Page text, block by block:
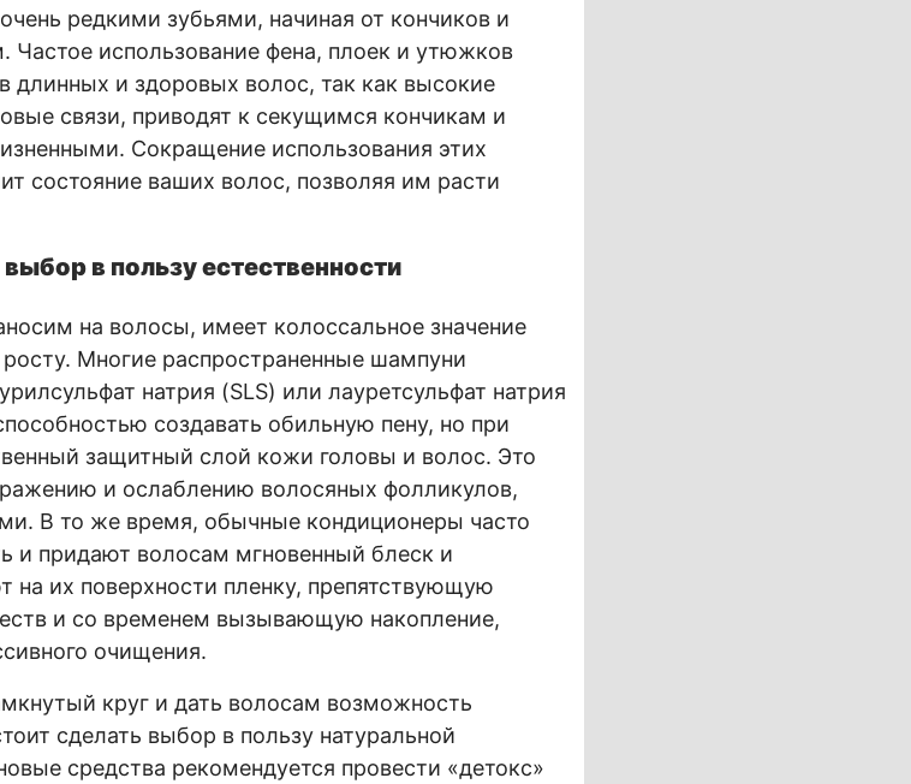
редкими зубьями, начиная от кончиков и
Частое использование фена, плоек и утюжков
длинных и здоровых волос, так как высокие
связи, приводят к секущимся кончикам и
Сокращение использования этих
состояние ваших волос, позволяя им расти
в пользу естественности
на волосы, имеет колоссальное значение
Многие распространенные шампуни
натрия (SLS) или лауретсульфат натрия
создавать обильную пену, но при
защитный слой кожи головы и волос. Это
и ослаблению волосяных фолликулов,
В то же время, обычные кондиционеры часто
и придают волосам мгновенный блеск и
на их поверхности пленку, препятствующую
и со временем вызывающую накопление,
очищения.
круг и дать волосам возможность
сделать выбор в пользу натуральной
средства рекомендуется провести «детокс»